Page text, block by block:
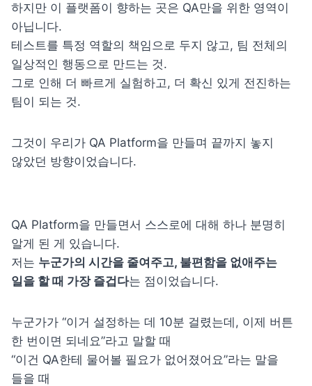
하지만 이 플랫폼이 향하는 곳은 QA만을 위한 영역이
아닙니다.
테스트를 특정 역할의 책임으로 두지 않고, 팀 전체의
일상적인 행동으로 만드는 것.
그로 인해 더 빠르게 실험하고, 더 확신 있게 전진하는
팀이 되는 것.
그것이 우리가 QA Platform을 만들며 끝까지 놓지
않았던 방향이었습니다.
QA Platform을 만들면서 스스로에 대해 하나 분명히
알게 된 게 있습니다.
저는 누군가의 시간을 줄여주고, 불편함을 없애주는
일을 할 때 가장 즐겁다는 점이었습니다.
누군가가 “이거 설정하는 데 10분 걸렸는데, 이제 버튼
한 번이면 되네요”라고 말할 때
“이건 QA한테 물어볼 필요가 없어졌어요”라는 말을
들을 때